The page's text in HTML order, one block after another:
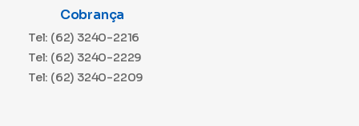
Cobrança
Tel: (62) 3240-2216
Tel: (62) 3240-2229
Tel: (62) 3240-2209